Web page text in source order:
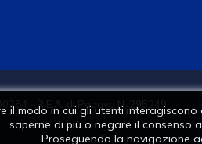
il modo in cui gli utenti
saperne di più o negare il consenso
Proseguendo la navigazione
- R.E.A. di Padova N. 295249